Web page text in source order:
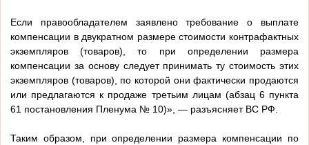
Если правообладателем заявлено требование о выплате
компенсации в двукратном размере стоимости контрафактных
экземпляров (товаров), то при определении размера
компенсации за основу следует принимать ту стоимость этих
экземпляров (товаров), по которой они фактически продаются
или предлагаются к продаже третьим лицам (абзац 6 пункта
61 постановления Пленума № 10)», — разъясняет ВС РФ.
Таким образом, при определении размера компенсации по